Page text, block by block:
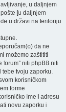
u daljnjem
[u daljnjem
u državi na teritoriju
da ne
možemo zaštititi
forum” niti phpBB niti
tebe tvoju zaporku.
korisničkom
forme
ime i adresu
novu zaporku i